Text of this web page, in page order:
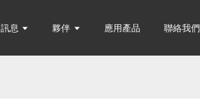
訊息 夥伴 應用產品 聯絡我們